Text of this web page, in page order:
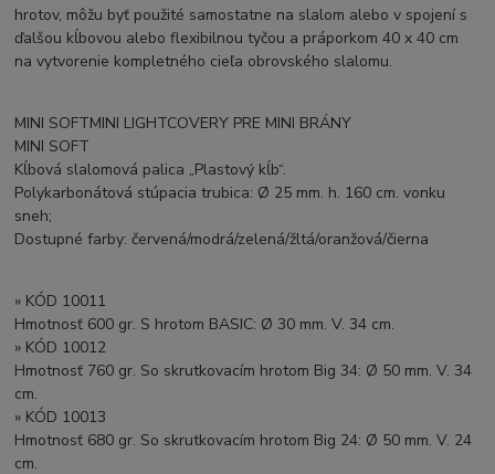
hrotov, môžu byť použité samostatne na slalom alebo v spojení s
ďalšou kĺbovou alebo flexibilnou tyčou a práporkom 40 x 40 cm
na vytvorenie kompletného cieľa obrovského slalomu.
MINI SOFTMINI LIGHTCOVERY PRE MINI BRÁNY
MINI SOFT
Kĺbová slalomová palica „Plastový kĺb“.
Polykarbonátová stúpacia trubica: Ø 25 mm. h. 160 cm. vonku
sneh;
Dostupné farby: červená/modrá/zelená/žltá/oranžová/čierna
» KÓD 10011
Hmotnosť 600 gr. S hrotom BASIC: Ø 30 mm. V. 34 cm.
» KÓD 10012
Hmotnosť 760 gr. So skrutkovacím hrotom Big 34: Ø 50 mm. V. 34
cm.
» KÓD 10013
Hmotnosť 680 gr. So skrutkovacím hrotom Big 24: Ø 50 mm. V. 24
cm.